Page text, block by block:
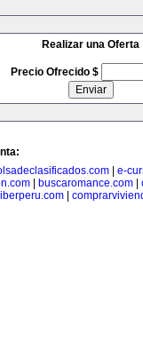
Realizar una Oferta
Precio Ofrecido $
| e-
| buscaromance.com|